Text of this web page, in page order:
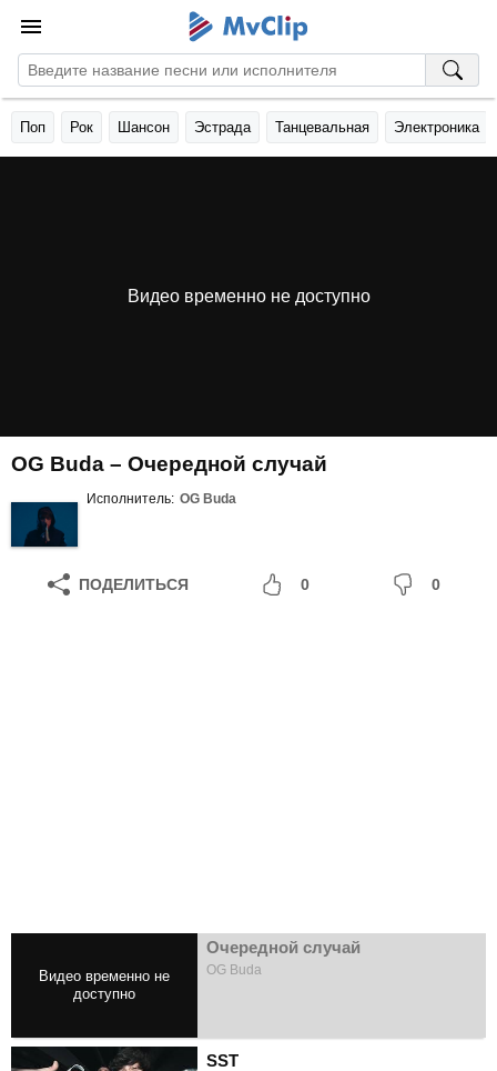
Поп Рок Шансон Эстрада Танцевальная Электроника
Видео временно не доступно
OG Buda – Очередной случай
Исполнитель: OG Buda
ПОДЕЛИТЬСЯ 0 0
Очередной случай
OG Buda
SST